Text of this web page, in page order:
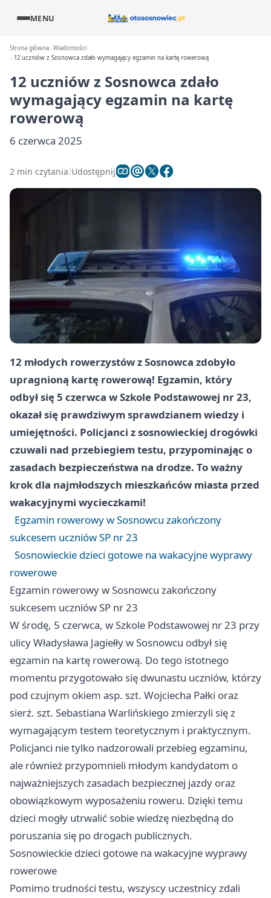
MENU
Strona główna Wiadomości
12 uczniów z Sosnowca zdało wymagający egzamin na kartę rowerową
12 uczniów z Sosnowca zdało
wymagający egzamin na kartę
rowerową
6 czerwca 2025
2 min czytania Udostępnij
12 młodych rowerzystów z Sosnowca zdobyło
upragnioną kartę rowerową! Egzamin, który
odbył się 5 czerwca w Szkole Podstawowej nr 23,
okazał się prawdziwym sprawdzianem wiedzy i
umiejętności. Policjanci z sosnowieckiej drogówki
czuwali nad przebiegiem testu, przypominając o
zasadach bezpieczeństwa na drodze. To ważny
krok dla najmłodszych mieszkańców miasta przed
wakacyjnymi wycieczkami!
Egzamin rowerowy w Sosnowcu zakończony
sukcesem uczniów SP nr 23
Sosnowieckie dzieci gotowe na wakacyjne wyprawy
rowerowe
Egzamin rowerowy w Sosnowcu zakończony
sukcesem uczniów SP nr 23
W środę, 5 czerwca, w Szkole Podstawowej nr 23 przy
ulicy Władysława Jagiełły w Sosnowcu odbył się
egzamin na kartę rowerową. Do tego istotnego
momentu przygotowało się dwunastu uczniów, którzy
pod czujnym okiem asp. szt. Wojciecha Pałki oraz
sierż. szt. Sebastiana Warlińskiego zmierzyli się z
wymagającym testem teoretycznym i praktycznym.
Policjanci nie tylko nadzorowali przebieg egzaminu,
ale również przypomnieli młodym kandydatom o
najważniejszych zasadach bezpiecznej jazdy oraz
obowiązkowym wyposażeniu roweru. Dzięki temu
dzieci mogły utrwalić sobie wiedzę niezbędną do
poruszania się po drogach publicznych.
Sosnowieckie dzieci gotowe na wakacyjne wyprawy
rowerowe
Pomimo trudności testu, wszyscy uczestnicy zdali